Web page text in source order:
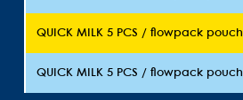
QUICK MILK 5 PCS / flowpack pouch
QUICK MILK 5 PCS / flowpack pouch